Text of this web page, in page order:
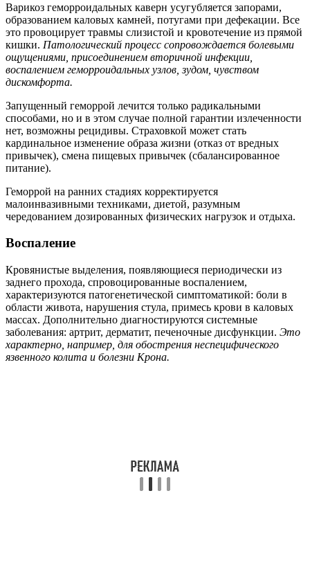
Варикоз геморроидальных каверн усугубляется запорами,
образованием каловых камней, потугами при дефекации. Все
это провоцирует травмы слизистой и кровотечение из прямой
кишки. Патологический процесс сопровождается болевыми
ощущениями, присоединением вторичной инфекции,
воспалением геморроидальных узлов, зудом, чувством
дискомфорта.
Запущенный геморрой лечится только радикальными
способами, но и в этом случае полной гарантии излеченности
нет, возможны рецидивы. Страховкой может стать
кардинальное изменение образа жизни (отказ от вредных
привычек), смена пищевых привычек (сбалансированное
питание).
Геморрой на ранних стадиях корректируется
малоинвазивными техниками, диетой, разумным
чередованием дозированных физических нагрузок и отдыха.
Воспаление
Кровянистые выделения, появляющиеся периодически из
заднего прохода, спровоцированные воспалением,
характеризуются патогенетической симптоматикой: боли в
области живота, нарушения стула, примесь крови в каловых
массах. Дополнительно диагностируются системные
заболевания: артрит, дерматит, печеночные дисфункции. Это
характерно, например, для обострения неспецифического
язвенного колита и болезни Крона.